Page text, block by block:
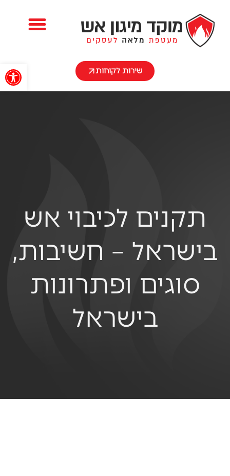
שירות לקוחות
תקנים לכיבוי אש
בישראל – חשיבות,
סוגים ופתרונות
בישראל